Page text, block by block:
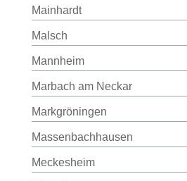
Mainhardt
Malsch
Mannheim
Marbach am Neckar
Markgröningen
Massenbachhausen
Meckesheim